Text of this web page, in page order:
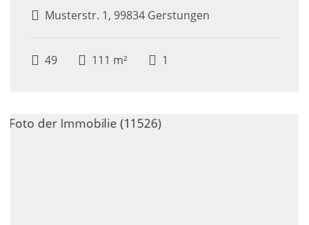
Musterstr. 1, 99834 Gerstungen
49 111 m² 1